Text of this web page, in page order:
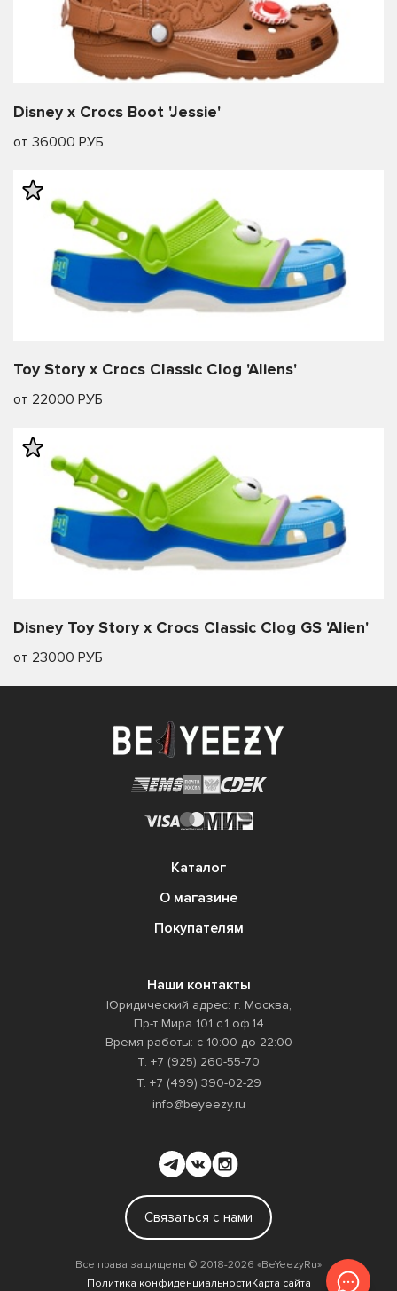
Disney x Crocs Boot 'Jessie'
от 36000 РУБ
Toy Story x Crocs Classic Clog 'Aliens'
от 22000 РУБ
Disney Toy Story x Crocs Classic Clog GS 'Alien'
от 23000 РУБ
Каталог
О магазине
Покупателям
Наши контакты
Юридический адрес: г. Москва,
Пр-т Мира 101 с.1 оф.14
Время работы: с 10:00 до 22:00
Т. +7 (925) 260-55-70
Т. +7 (499) 390-02-29
info@beyeezy.ru
Связаться с нами
Все права защищены ©️ 2018-2026 «BeYeezyRu»
Политика конфиденциальностиКарта сайта